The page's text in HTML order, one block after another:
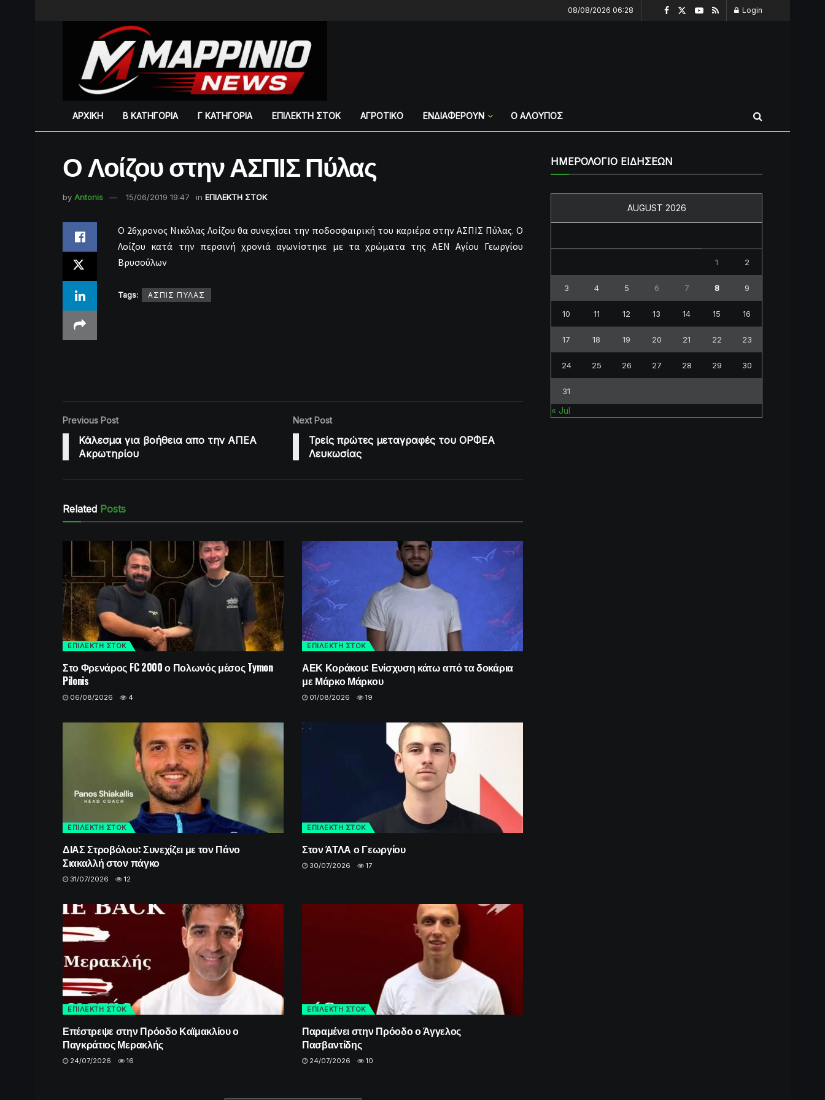
08/08/2026 06:28 Login
ΑΡΧΙΚΗ Β ΚΑΤΗΓΟΡΙΑ Γ ΚΑΤΗΓΟΡΙΑ ΕΠΙΛΕΚΤΗ ΣΤΟΚ ΑΓΡΟΤΙΚΟ ΕΝΔΙΑΦΕΡΟΥΝ Ο ΑΛΟΥΠΟΣ
Ο Λοίζου στην ΑΣΠΙΣ Πύλας
by Antonis 15/06/2019 19:47 in ΕΠΙΛΕΚΤΗ ΣΤΟΚ
Ο 26χρονος Νικόλας Λοίζου θα συνεχίσει την ποδοσφαιρική του καριέρα στην ΑΣΠΙΣ Πύλας. Ο
Λοίζου κατά την περσινή χρονιά αγωνίστηκε με τα χρώματα της ΑΕΝ Αγίου Γεωργίου
Βρυσούλων
Tags: ΑΣΠΙΣ ΠΥΛΑΣ
Previous Post
Κάλεσμα για βοήθεια απο την ΑΠΕΑ
Ακρωτηρίου
Next Post
Τρείς πρώτες μεταγραφές του ΟΡΦΕΑ
Λευκωσίας
Related Posts
ΕΠΙΛΕΚΤΗ ΣΤΟΚ
Στο Φρενάρος FC 2000 ο Πολωνός μέσος Tymon
Pilonis
06/08/2026 4
ΕΠΙΛΕΚΤΗ ΣΤΟΚ
ΑΕΚ Κοράκου: Ενίσχυση κάτω από τα δοκάρια
με Μάρκο Μάρκου
01/08/2026 19
ΕΠΙΛΕΚΤΗ ΣΤΟΚ
ΔΙΑΣ Στροβόλου: Συνεχίζει με τον Πάνο
Σιακαλλή στον πάγκο
31/07/2026 12
ΕΠΙΛΕΚΤΗ ΣΤΟΚ
Στον ΆΤΛΑ ο Γεωργίου
30/07/2026 17
ΕΠΙΛΕΚΤΗ ΣΤΟΚ
Επέστρεψε στην Πρόοδο Καϊμακλίου ο
Παγκράτιος Μερακλής
24/07/2026 16
ΕΠΙΛΕΚΤΗ ΣΤΟΚ
Παραμένει στην Πρόοδο ο Άγγελος
Πασβαντίδης
24/07/2026 10
ΗΜΕΡΟΛΟΓΙΟ ΕΙΔΗΣΕΩΝ
AUGUST 2026
1 2
3 4 5 6 7 8 9
10 11 12 13 14 15 16
17 18 19 20 21 22 23
24 25 26 27 28 29 30
31
« Jul